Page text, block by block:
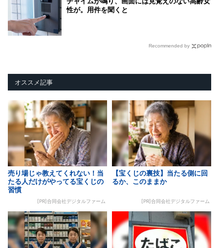
性が。用件を聞くと
Recommended by
オススメ記事
売り場じゃ教えてくれない！当
たる人だけがやってる宝くじの
習慣
[PR]合同会社デジタルファーム
【宝くじの裏技】当たる側に回
るか、このままか
[PR]合同会社デジタルファーム